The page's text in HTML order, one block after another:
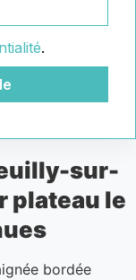
.
sur-
plateau le
bordée